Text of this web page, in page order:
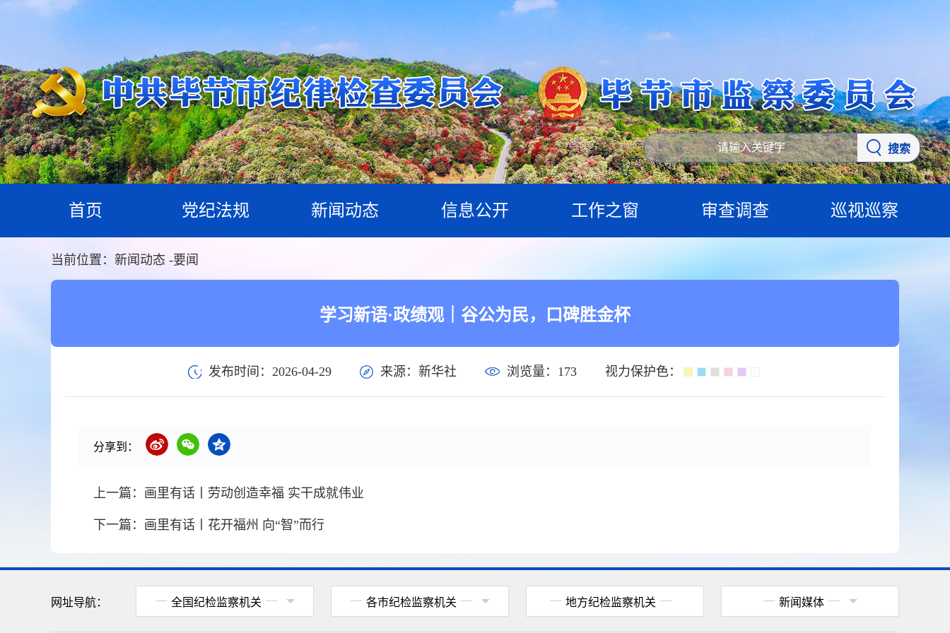
搜索
首页 党纪法规 新闻动态 信息公开 工作之窗 审查调查 巡视巡察
当前位置： 新闻动态 -要闻
学习新语·政绩观｜谷公为民，口碑胜金杯
发布时间：2026-04-29 来源：新华社 浏览量： 173 视力保护色：
分享到：
上一篇： 画里有话丨劳动创造幸福 实干成就伟业
下一篇： 画里有话丨花开福州 向“智”而行
网址导航： 全国纪检监察机关 各市纪检监察机关 地方纪检监察机关 新闻媒体